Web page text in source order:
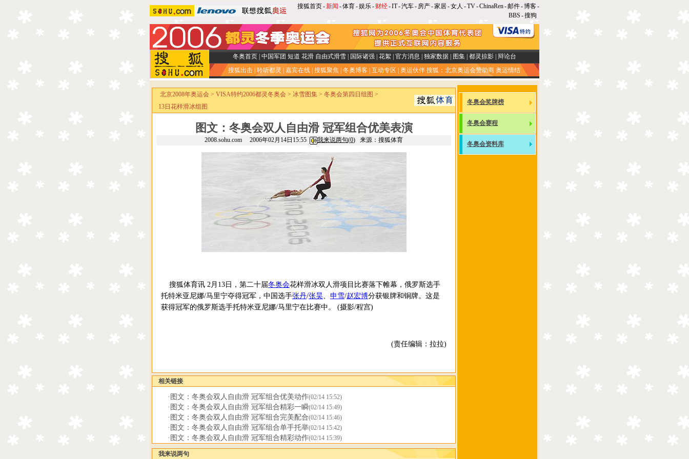
搜狐首页-新闻 -体育-娱乐- 财经-IT-汽车- 房产-家居-女人 -TV-ChinaRen-邮件-博客-
BBS -搜狗
冬奥首页| 中国军团 短道 花滑 自由式滑雪| 国际诸强| 花絮| 官方消息 独家数据| 图集| 都灵掠影| 辩论台
搜狐出击 聆听都灵 嘉宾在线 搜狐聚焦 冬奥博客 互动专区 奥运伙伴 搜狐：北京奥运会赞助商 奥运情结
北京2008年奥运会 > VISA特约2006都灵冬奥会 > 冰雪图集 > 冬奥会第四日组图 >
13日花样滑冰组图
图文：冬奥会双人自由滑 冠军组合优美表演
2008.sohu.com 2006年02月14日15:55 我来说两句(0) 来源：搜狐体育
搜狐体育讯 2月13日，第二十届冬奥会花样滑冰双人滑项目比赛落下帷幕，俄罗斯选手
托特米亚尼娜/马里宁夺得冠军，中国选手张丹/张昊、 申雪/赵宏博分获银牌和铜牌。这是
获得冠军的俄罗斯选手托特米亚尼娜/马里宁在比赛中。 (摄影/程宫)
(责任编辑：拉拉)
相关链接
· 图文：冬奥会双人自由滑 冠军组合优美动作(02/14 15:52)
· 图文：冬奥会双人自由滑 冠军组合精彩一瞬(02/14 15:49)
· 图文：冬奥会双人自由滑 冠军组合完美配合(02/14 15:46)
· 图文：冬奥会双人自由滑 冠军组合单手托举(02/14 15:42)
· 图文：冬奥会双人自由滑 冠军组合精彩动作(02/14 15:39)
我来说两句
冬奥会奖牌榜
冬奥会赛程
冬奥会资料库